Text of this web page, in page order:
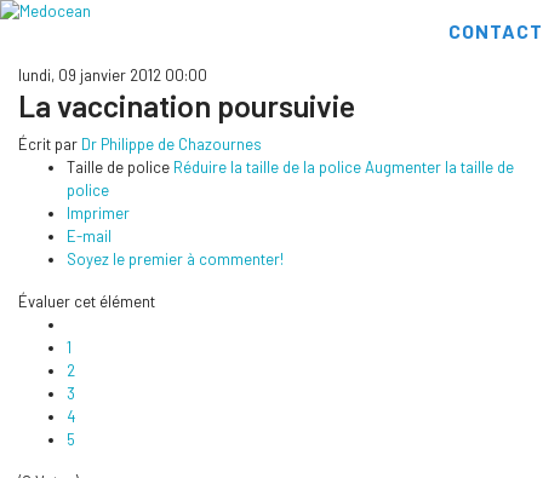
CONTACT
lundi, 09 janvier 2012 00:00
La vaccination poursuivie
Écrit par Dr Philippe de Chazournes
Taille de police Réduire la taille de la policeAugmenter la taille de
police
Imprimer
E-mail
Soyez le premier à commenter!
Évaluer cet élément
1
2
3
4
5